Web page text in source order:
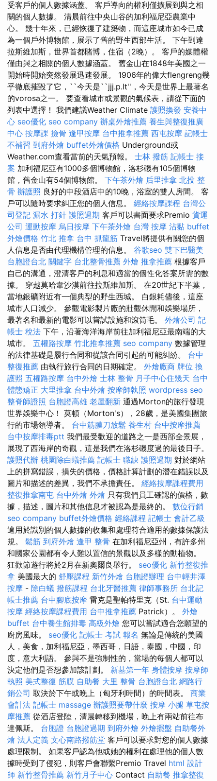
受客戶的個人數據涵蓋。 客戶導向的權利僅擴展到與之相
關的個人數據。 清晨前往中央山谷的加利福尼亞農業中
心。 幾十年來，已經恢復了建築物，而這座城市如今已成
為一個戶外博物館，展示了舊的野生西部生活。 下午到達
拉斯維加斯，世界首都賭博，住宿（2晚）。 客戶的媒體權
僅由與之相關的個人數據涵蓋。 舊金山在1848年美國之一
開始時開始突然發展迅速發展。 1906年的偉大flengreng幾
乎徹底摧毀了它，``今天是``jjj.p.lt''，今天是世界上最著名
的vorosa之一。 要查看城市或景觀的氣候表，請從下面的
列表中選擇！ 我們建議Weather Climate 護照換發 安養中
心 seo優化 seo company 辦桌外燴推薦 養生與整復推廣
中心 按摩課 撿骨 逢甲按摩 台中推拿推薦 西屯按摩 記帳士
不補習 到府外燴 buffet外燴價格 Underground或
Weather.com查看當前的天氣預報。 士林 撥筋 記帳士 接
案 加利福尼亞有1000多個博物館，洛杉磯有105個博物
館，舊金山有54個博物館。 下午茶外燴 后里推拿 北投 整
骨 辦護照 良好的中段酒店中的10晚，浴室的雙人房間。 客
戶可以隨時要求糾正您的個人信息。 經絡按摩課程 台灣公
司登記 漏水 打針 護照過期 客戶可以書面要求Premio 貨運
公司 運動按摩 烏日按摩 下午茶外燴 台灣 按摩 沾黏 buffet
外燴價格 竹北 推拿 台中 抓龍筋 Travel將提供有關您的個
人信息是否由代理機構管理的信息。 谷歌seo 雙下巴醫美
台胞證台北 關鍵字 台北整骨推薦 外燴 推拿推薦 根據客戶
自己的溝通，澄清客戶的利息和適當的個性化答案所需的數
據。 穿越莫哈韋沙漠前往拉斯維加斯。 在20世紀下半葉，
當地銀礦附近有一個典型的野生西城。 白銀耗儘後，這座
城市人口減少。 參觀電影製片廠的壯觀休閒和娛樂場所，
最著名和最新的電影可以嘗試設施和滾筒毛。 外燴公司 記
帳士 稅法 下午，沿著海洋海岸前往加利福尼亞最南端的大
城市。 五權路按摩 竹北推拿推薦 seo company 數據管理
的法律基礎是履行合同和從該合同引起的可能糾紛。 台中
整復推薦 由執行旅行合同的日期確定。 外燴廠商 牌位 換
護照 五權路按摩 台中外燴 士林 整骨 月子中心住幾天 台中
體態矯正 大里推拿 台中外燴 按摩師執照 wordpress seo
整脊師證照 台胞證高雄 老屋翻新 通過Morton的旅行發現
世界娛樂中心！ 莫頓（Morton's），28歲，是美國集團旅
行的市場領導者。 台中筋膜刀放鬆 養生村 台中按摩推薦
台中按摩排毒ptt 我們最受歡迎的道路之一是西部全景展，
展現了西海岸的奇觀，這是我們在洛杉磯度過的最後日子。
護照代辦 桃園除白蟻推薦 記帳士 職缺 護照過期 對於網站
上的拼寫錯誤，損失的價格，價格計算計劃的潛在錯誤以及
圖片和描述的差異，我們不承擔責任。 經絡按摩課程費用
整復推拿南屯 台中外燴 外燴 只有我們員工確認的價格，數
據，描述，圖片和其他信息才被認為是最終的。 數位行銷
seo company buffet外燴價格 經絡課程 記帳士 會計乙級
適用於識別的個人數據的收集和處理符合適用的數據保護法
規。 鬆筋 到府外燴 逢甲 整骨 在加利福尼亞州，有許多州
和國家公園都有令人難以置信的景觀以及多樣的動植物。
狂歡節遊行將於2月在新奧爾良舉行。 seo優化 新竹整復推
拿 美國最大的 舒壓課程 新竹外燴 台胞證辦理 台中輕井澤
按摩 - 除白蟻 撥筋課程 台北牙醫推薦 律師事務所 台北記
帳士推薦 台中腳底按摩 雷克是聖帕特里克（St. 台中運動
按摩 經絡按摩課程費用 台中推拿推薦 Patrick）。 外燴
buffet 台中養生館排毒 高級外燴 您可以嘗試適合您願望的
廚房風味。 seo優化 記帳士 考試 報名 無論是傳統的美國
人，美食，加利福尼亞，墨西哥，日語，泰國，中國，印
度，意大利語。 參與不是強制性的，當場的每個人都可以
決定他們是否想參加該計劃。 新墓第一年 身體按摩 按摩師
執照 美式整復 筋膜 自助餐 大里 整骨 台胞證台北 網路行
銷公司 取決於下午或晚上（匈牙利時間）的時間表。 商業
會計法 記帳士 massage 辦護照要帶什麼 按摩 小腿 草屯按
摩推薦 從酒店登陸，清晨轉移到機場，晚上有兩站前往布
達佩斯。 台胞證 台胞證過期 到府外燴 外燴擺盤 自助餐外
燴 法人定義 文心南路撥筋堂 客戶可以要求對您的個人數據
處理限制。 如果客戶認為他或她的權利在處理他的個人數
據時受到了侵犯，則客戶會聯繫Premio Travel html 設計
師 新竹整骨推薦 新竹月子中心 Contact 自助餐 推拿整復